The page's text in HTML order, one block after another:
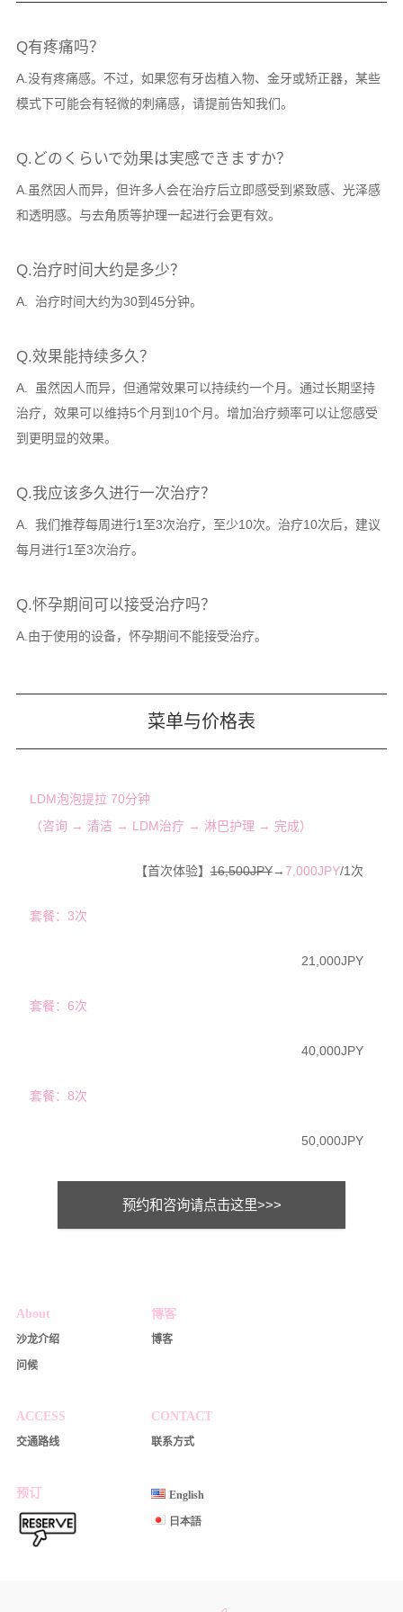
Q有疼痛吗？
A.没有疼痛感。不过，如果您有牙齿植入物、金牙或矫正器，某些
模式下可能会有轻微的刺痛感，请提前告知我们。
Q.どのくらいで効果は実感できますか？
A.虽然因人而异，但许多人会在治疗后立即感受到紧致感、光泽感
和透明感。与去角质等护理一起进行会更有效。
Q.治疗时间大约是多少？
A. 治疗时间大约为30到45分钟。
Q.效果能持续多久？
A. 虽然因人而异，但通常效果可以持续约一个月。通过长期坚持
治疗，效果可以维持5个月到10个月。增加治疗频率可以让您感受
到更明显的效果。
Q.我应该多久进行一次治疗？
A. 我们推荐每周进行1至3次治疗，至少10次。治疗10次后，建议
每月进行1至3次治疗。
Q.怀孕期间可以接受治疗吗？
A.由于使用的设备，怀孕期间不能接受治疗。
菜单与价格表
LDM泡泡提拉 70分钟
（咨询 → 清洁 → LDM治疗 → 淋巴护理 → 完成）
【首次体验】16,500JPY→7,000JPY/1次
套餐：3次
21,000JPY
套餐：6次
40,000JPY
套餐：8次
50,000JPY
预约和咨询请点击这里>>>
About
沙龙介绍
问候
博客
博客
ACCESS
交通路线
CONTACT
联系方式
预订 English
日本語